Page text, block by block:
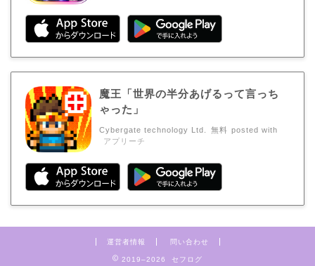
魔王「世界の半分あげるって言っち
ゃった」
Cybergate technology Ltd. 無料 posted with
アプリーチ
運営者情報 問い合わせ
2019–2026 セフログ